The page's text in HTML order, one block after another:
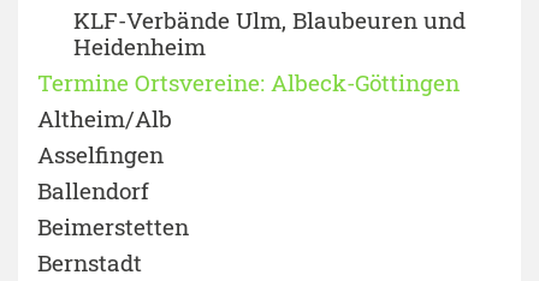
KLF-Verbände Ulm, Blaubeuren und
Heidenheim
Termine Ortsvereine: Albeck-Göttingen
Altheim/Alb
Asselfingen
Ballendorf
Beimerstetten
Bernstadt